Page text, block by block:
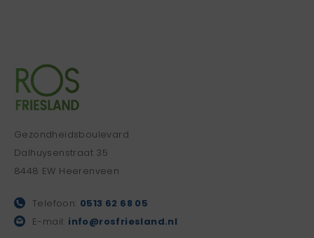
Gezondheidsboulevard
Dalhuysenstraat 35
8448 EW Heerenveen
Telefoon: 0513 62 68 05
E-mail: info@rosfriesland.nl